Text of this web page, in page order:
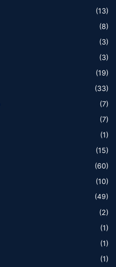
(13)
(8)
(3)
(3)
(19)
(33)
(7)
(7)
(1)
(15)
(60)
(10)
(49)
(2)
(1)
(1)
(1)